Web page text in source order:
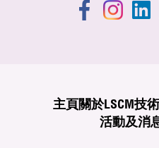
主頁 關於LSCM技
活動及消